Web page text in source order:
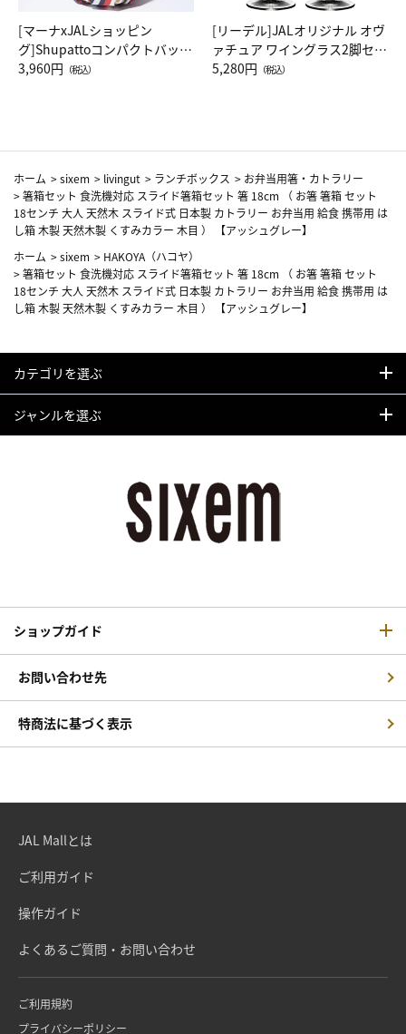
[マーナxJALショッピン
グ]Shupattoコンパクトバッグ
Drop JAL客室乗務員（LC）ス
3,960円 （税込）
[リーデル]JALオリジナル オヴ
ァチュア ワイングラス2脚セッ
ト（レッドワイン）
5,280円 （税込）
ホーム >sixem > livingut > ランチボックス > お弁当用箸・カトラリー
>箸箱セット 食洗機対応 スライド箸箱セット 箸 18cm （ お箸 箸箱 セット
18センチ 大人 天然木 スライド式 日本製 カトラリー お弁当用 給食 携帯用 は
し箱 木製 天然木製 くすみカラー 木目 ） 【アッシュグレー】
ホーム >sixem > HAKOYA（ハコヤ）
>箸箱セット 食洗機対応 スライド箸箱セット 箸 18cm （ お箸 箸箱 セット
18センチ 大人 天然木 スライド式 日本製 カトラリー お弁当用 給食 携帯用 は
し箱 木製 天然木製 くすみカラー 木目 ） 【アッシュグレー】
カテゴリを選ぶ
ジャンルを選ぶ
ショップガイド
お問い合わせ先
特商法に基づく表示
JAL Mallとは
ご利用ガイド
操作ガイド
よくあるご質問・お問い合わせ
ご利用規約
プライバシーポリシー